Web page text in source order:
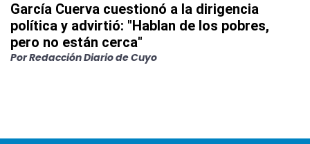
García Cuerva cuestionó a la dirigencia
política y advirtió: "Hablan de los pobres,
pero no están cerca"
PorRedacción Diario de Cuyo